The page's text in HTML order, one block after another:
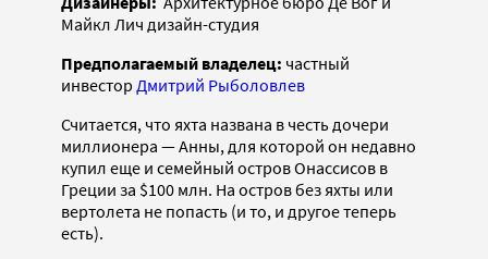
Майкл Лич дизайн-студия
Предполагаемый владелец: частный
инвестор Дмитрий Рыболовлев
Считается, что яхта названа в честь дочери
миллионера — Анны, для которой он недавно
купил еще и семейный остров Онассисов в
Греции за $100 млн. На остров без яхты или
вертолета не попасть (и то, и другое теперь
есть).